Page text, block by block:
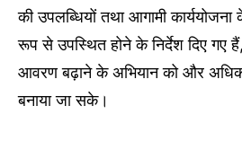
की उपलब्धियों तथा आगामी
रूप से उपस्थित होने के निर्देश दिए गए
आवरण बढ़ाने के अभियान को और अधिक
बनाया जा सके।